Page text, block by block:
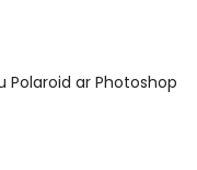
ar Photoshop